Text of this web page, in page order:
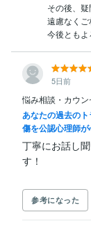
その後、
遠慮なくご
今後ともよ
5日前
悩み相談・カウ
あなたの過去の
傷を公認心理師
丁寧にお話し
参考になった